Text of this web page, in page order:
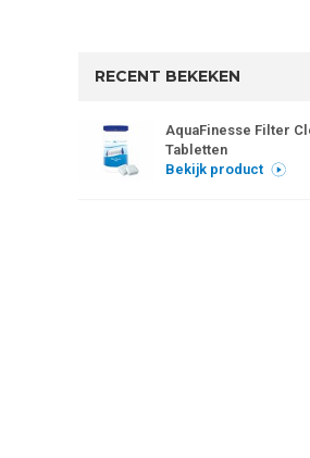
RECENT BEKEKEN
AquaFinesse Filter
Tabletten
Bekijk product